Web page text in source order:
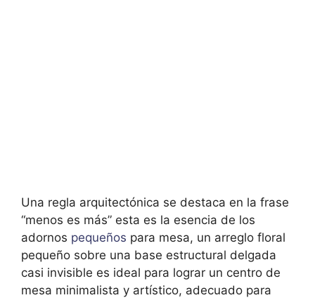
Una regla arquitectónica se destaca en la frase
“menos es más” esta es la esencia de los
adornos pequeños para mesa, un arreglo floral
pequeño sobre una base estructural delgada
casi invisible es ideal para lograr un centro de
mesa minimalista y artístico, adecuado para